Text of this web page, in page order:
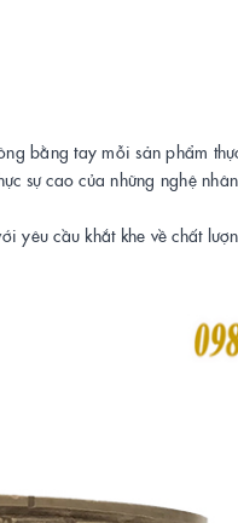
bằng tay mỗi sản phẩm
sự cao của những nghệ
cầu khắt khe về chất